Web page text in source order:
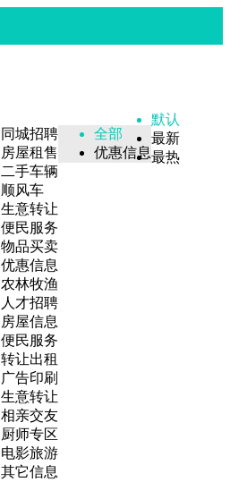
同城招聘
房屋租售
二手车辆
顺风车
生意转让
便民服务
物品买卖
优惠信息
农林牧渔
人才招聘
房屋信息
便民服务
转让出租
广告印刷
生意转让
相亲交友
厨师专区
电影旅游
其它信息
全部
优惠信息
默认
最新
最热